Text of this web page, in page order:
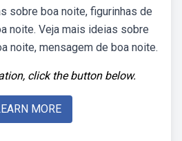
sobre boa noite, figurinhas de
noite. Veja mais ideias sobre
noite, mensagem de boa noite.
click the button below.
MORE